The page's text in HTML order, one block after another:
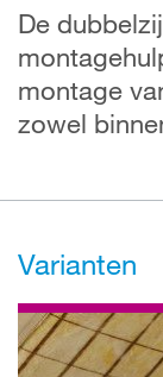
De
montage
zowel
Varianten